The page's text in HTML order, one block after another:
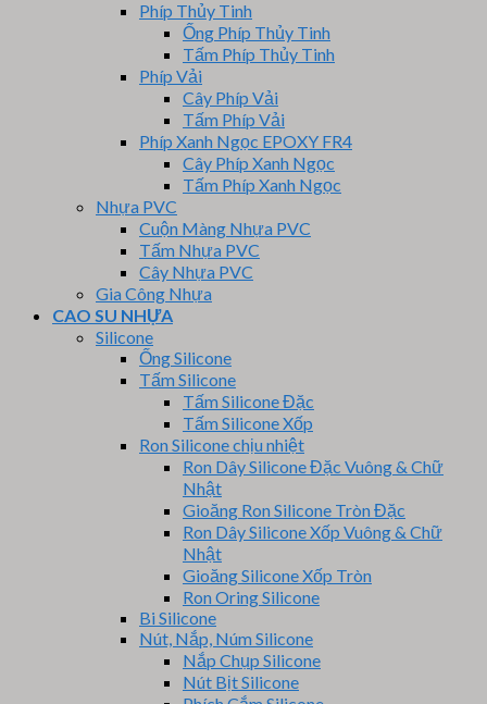
Phíp Thủy Tinh
Ống Phíp Thủy Tinh
Tấm Phíp Thủy Tinh
Phíp Vải
Cây Phíp Vải
Tấm Phíp Vải
Phíp Xanh Ngọc EPOXY FR4
Cây Phíp Xanh Ngọc
Tấm Phíp Xanh Ngọc
Nhựa PVC
Cuộn Màng Nhựa PVC
Tấm Nhựa PVC
Cây Nhựa PVC
Gia Công Nhựa
CAO SU NHỰA
Silicone
Ống Silicone
Tấm Silicone
Tấm Silicone Đặc
Tấm Silicone Xốp
Ron Silicone chịu nhiệt
Ron Dây Silicone Đặc Vuông & Chữ
Nhật
Gioăng Ron Silicone Tròn Đặc
Ron Dây Silicone Xốp Vuông & Chữ
Nhật
Gioăng Silicone Xốp Tròn
Ron Oring Silicone
Bi Silicone
Nút, Nắp, Núm Silicone
Nắp Chụp Silicone
Nút Bịt Silicone